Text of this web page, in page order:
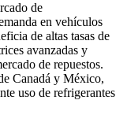
de
en vehículos
de altas tasas de
avanzadas y
de repuestos.
Canadá y México,
uso de refrigerantes